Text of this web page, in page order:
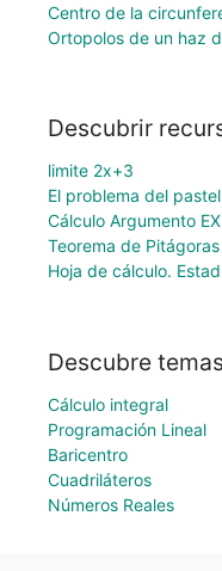
Centro de la
Ortopolos de un haz
Descubrir
limite 2x+3
El problema del
Cálculo Argumento
Teorema de Pitágoras
Hoja de cálculo.
Descubre temas
Cálculo integral
Programación Lineal
Baricentro
Cuadriláteros
Números Reales